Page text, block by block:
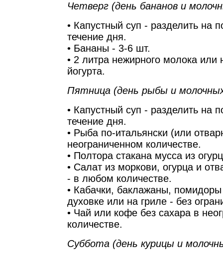
Четверг (день бананов и
• Капустный суп - разделить на
течение дня.
• Бананы - 3-6 шт.
• 2 литра нежирного молока или
йогурта.
Пятница (день рыбы и
• Капустный суп - разделить на
течение дня.
• Рыба по-итальянски (или
неограниченном количестве.
• Полтора стакана мусса из
• Салат из моркови, огурца и
- в любом количестве.
• Кабачки, баклажаны,
духовке или на гриле - без
• Чай или кофе без сахара в
количестве.
Суббота (день курицы и